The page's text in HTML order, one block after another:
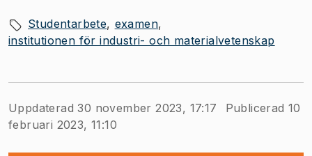
Studentarbete examen
institutionen för industri- och materialvetenskap
Uppdaterad 30 november 2023, 17:17
Publicerad 10
februari 2023, 11:10